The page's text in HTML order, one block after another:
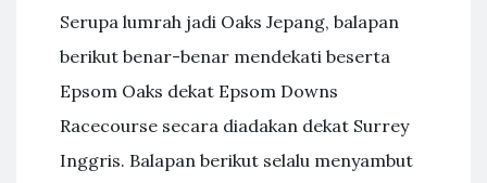
Serupa lumrah jadi Oaks Jepang, balapan
berikut benar-benar mendekati beserta
Epsom Oaks dekat Epsom Downs
Racecourse secara diadakan dekat Surrey
Inggris. Balapan berikut selalu menyambut